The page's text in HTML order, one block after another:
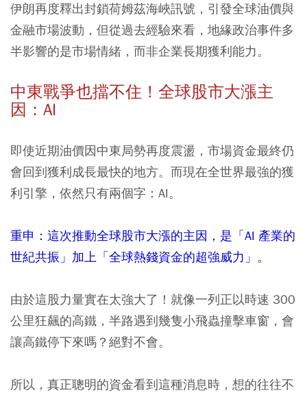
伊朗再度釋出封鎖荷姆茲海峽訊號，引發全球油價與
金融市場波動，但從過去經驗來看，地緣政治事件多
半影響的是市場情緒，而非企業長期獲利能力。
中東戰爭也擋不住！全球股市大漲主
因：AI
即使近期油價因中東局勢再度震盪，市場資金最終仍
會回到獲利成長最快的地方。而現在全世界最強的獲
利引擎，依然只有兩個字：AI。
重申：這次推動全球股市大漲的主因，是「AI 產業的
世紀共振」加上「全球熱錢資金的超強威力」。
由於這股力量實在太強大了！就像一列正以時速 300
公里狂飆的高鐵，半路遇到幾隻小飛蟲撞擊車窗，會
讓高鐵停下來嗎？絕對不會。
所以，真正聰明的資金看到這種消息時，想的往往不